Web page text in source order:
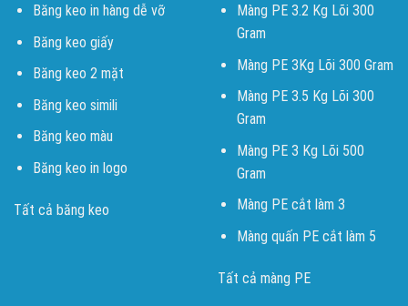
Băng keo in hàng dễ vỡ
Băng keo giấy
Băng keo 2 mặt
Băng keo simili
Băng keo màu
Băng keo in logo
Tất cả băng keo
Màng PE 3.2 Kg Lõi 300
Gram
Màng PE 3Kg Lõi 300 Gram
Màng PE 3.5 Kg Lõi 300
Gram
Màng PE 3 Kg Lõi 500
Gram
Màng PE cắt làm 3
Màng quấn PE cắt làm 5
Tất cả màng PE